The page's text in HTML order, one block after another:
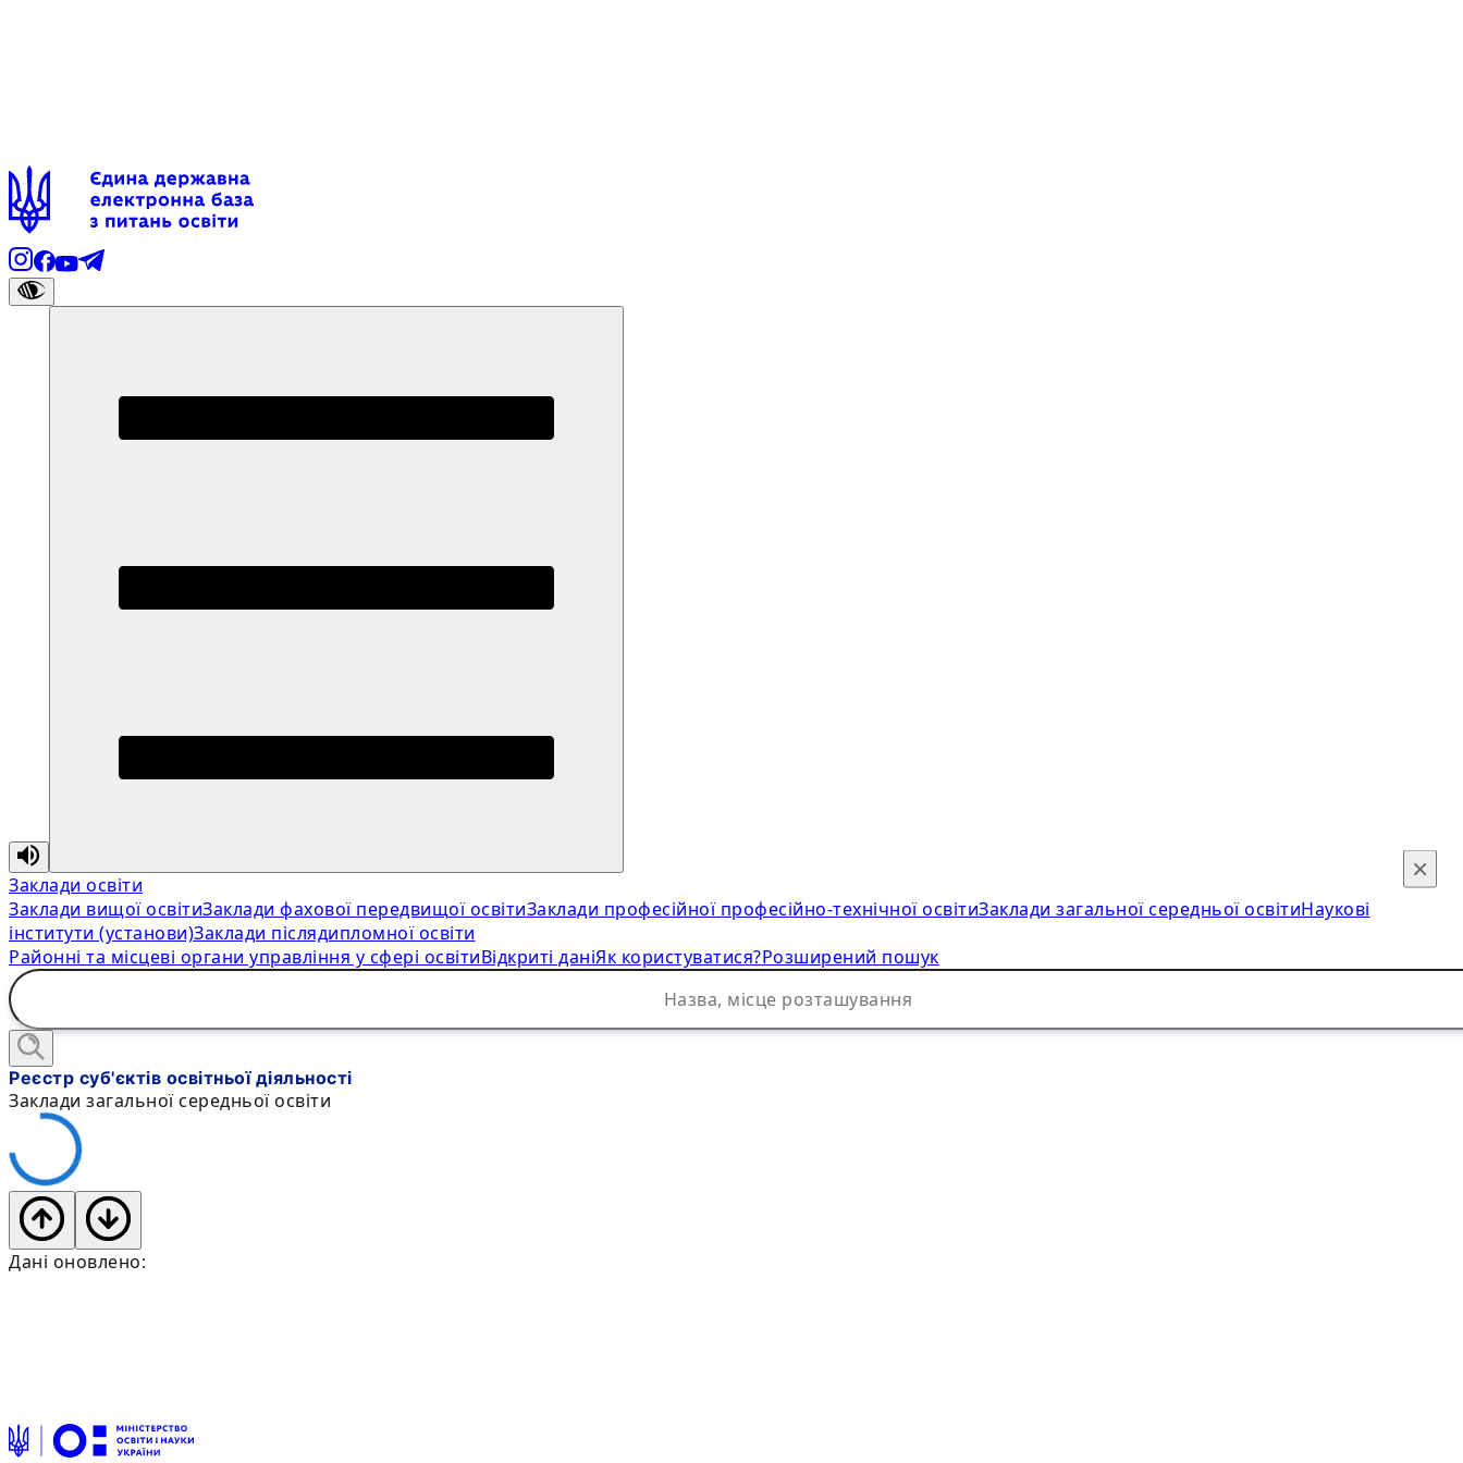
Заклади освіти
Заклади вищої освітиЗаклади фахової передвищої освітиЗаклади професійної професійно-технічної освітиЗаклади загальної середньої освітиНаукові
інститути (установи)Заклади післядипломної освіти
Районні та місцеві органи управління у сфері освітиВідкриті даніЯк користуватися?Розширений пошук
×
Реєстр суб'єктів освітньої діяльності
Заклади загальної середньої освіти
Дані оновлено: